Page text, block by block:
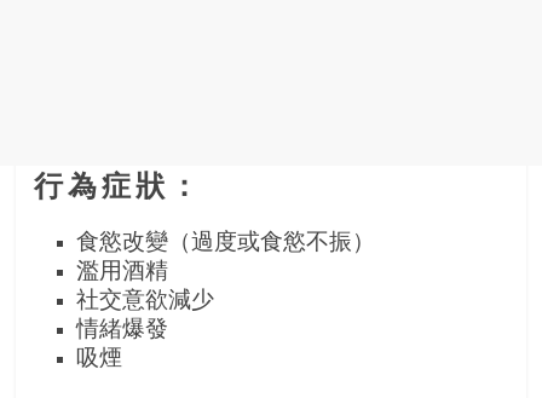
行為症狀：
食慾改變（過度或食慾不振）
濫用酒精
社交意欲減少
情緒爆發
吸煙